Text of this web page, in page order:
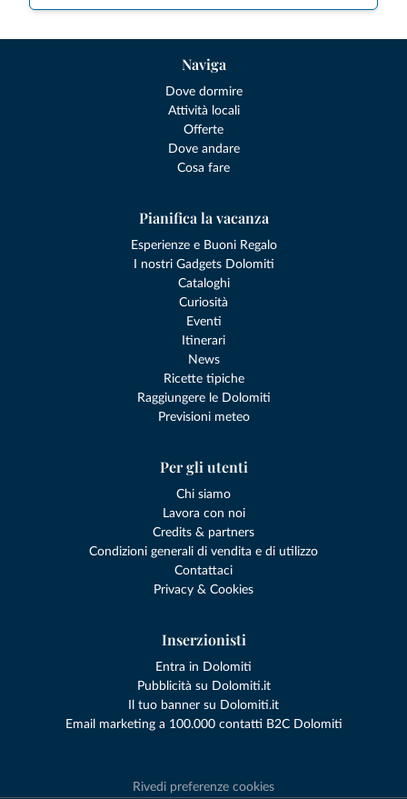
Naviga
Dove dormire
Attività locali
Offerte
Dove andare
Cosa fare
Pianifica la vacanza
Esperienze e Buoni Regalo
I nostri Gadgets Dolomiti
Cataloghi
Curiosità
Eventi
Itinerari
News
Ricette tipiche
Raggiungere le Dolomiti
Previsioni meteo
Per gli utenti
Chi siamo
Lavora con noi
Credits & partners
Condizioni generali di vendita e di utilizzo
Contattaci
Privacy & Cookies
Inserzionisti
Entra in Dolomiti
Pubblicità su Dolomiti.it
Il tuo banner su Dolomiti.it
Email marketing a 100.000 contatti B2C Dolomiti
Rivedi preferenze cookies